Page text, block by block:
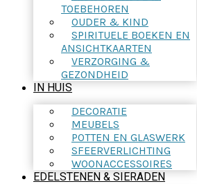
TOEBEHOREN
OUDER & KIND
SPIRITUELE BOEKEN EN
ANSICHTKAARTEN
VERZORGING &
GEZONDHEID
IN HUIS
DECORATIE
MEUBELS
POTTEN EN GLASWERK
SFEERVERLICHTING
WOONACCESSOIRES
EDELSTENEN & SIERADEN